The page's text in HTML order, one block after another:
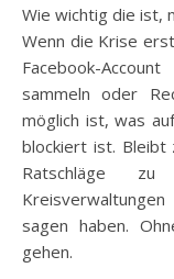
Wie wichtig die ist,
Wenn die Krise
Facebook-
sammeln oder
möglich ist, was
blockiert ist. Bleibt
Ratschläge
sagen haben.
gehen.